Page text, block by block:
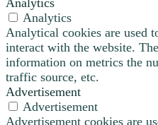
Analytics
Analytical cookies are used
interact with the website.
information on metrics the
traffic source, etc.
Advertisement
Advertisement
Advertisement cookies are